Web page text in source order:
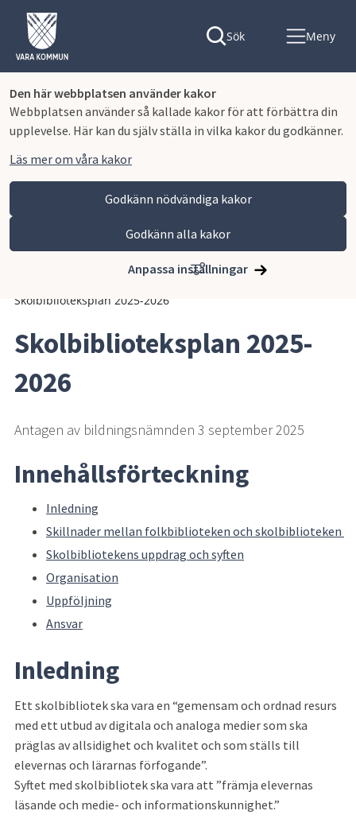
Den här webbplatsen använder kakor
Webbplatsen använder så kallade kakor för att förbättra din
upplevelse. Här kan du själv ställa in vilka kakor du godkänner.
Läs mer om våra kakor
Godkänn nödvändiga kakor
Godkänn alla kakor
Anpassa inställningar
Sök Meny
Vara kommun
Kommun och politik
Vår organisation och verksamhet
Skolbiblioteksplan 2025-2026
Skolbiblioteksplan 2025-
2026
Antagen av bildningsnämnden 3 september 2025
Innehållsförteckning
Inledning
Skolbibliotekens uppdrag och syften
Organisation
Uppföljning
Ansvar
Inledning
Ett skolbibliotek ska vara en “gemensam och ordnad resurs
med ett utbud av digitala och analoga medier som ska
präglas av allsidighet och kvalitet och som ställs till
elevernas och lärarnas förfogande”.
Syftet med skolbibliotek ska vara att ”främja elevernas
läsande och medie- och informationskunnighet.”